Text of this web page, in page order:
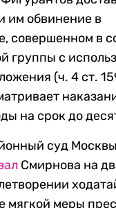
им обвинение в
совершенном в
группы с
(ч. 4 ст.
на срок до
суд
Смирнова на
мягкой меры